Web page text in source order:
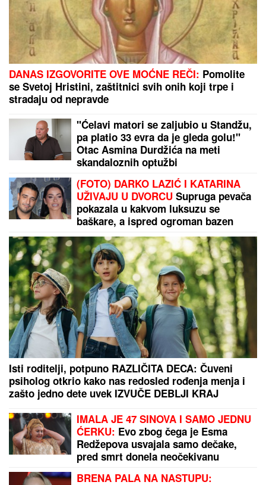
TEŠKA NESREĆA KOD RUME
Auto
udario u bicikl, stradao muškarac
DANAS IZGOVORITE OVE MOĆNE REČI:Pomolite
se Svetoj Hristini, zaštitnici svih onih koji trpe i
stradaju od nepravde
"Ćelavi matori se zaljubio u Standžu,
pa platio 33 evra da je gleda golu!"
Otac Asmina Durdžića na meti
skandaloznih optužbi
(FOTO) DARKO LAZIĆ I KATARINA
UŽIVAJU U DVORCU
Supruga pevača
pokazala u kakvom luksuzu se
baškare, a ispred ogroman bazen